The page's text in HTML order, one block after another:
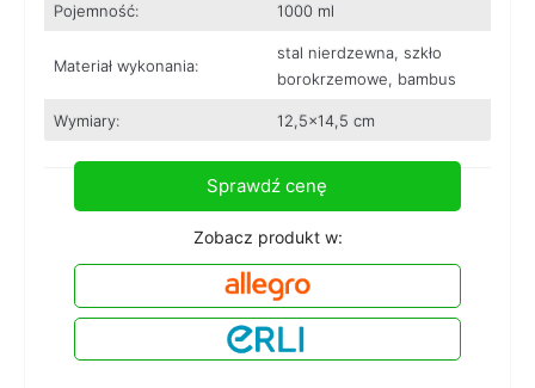
Pojemność: 1000 ml
Materiał wykonania:
stal nierdzewna, szkło
borokrzemowe, bambus
Wymiary: 12,5×14,5 cm
Sprawdź cenę
Zobacz produkt w: